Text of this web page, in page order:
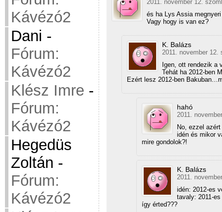
Kávézó2
Dani -
Fórum:
Kávézó2
Klész Imre -
Fórum:
Kávézó2
Hegedüs
Zoltán -
Fórum:
Kávézó2
2011. november 12.
és ha Lys Assia
Vagy hogy is van ez?
K. Balázs
2011. november 12.
Igen, ott rendezik a
Tehát ha 2012-ben
Ezért lesz 2012-ben
hahó
2011.
No, ezzel
idén és mikor
mire gondolok?!
K. Balázs
2011.
idén: 2012-es
tavaly: 2011-
így érted???